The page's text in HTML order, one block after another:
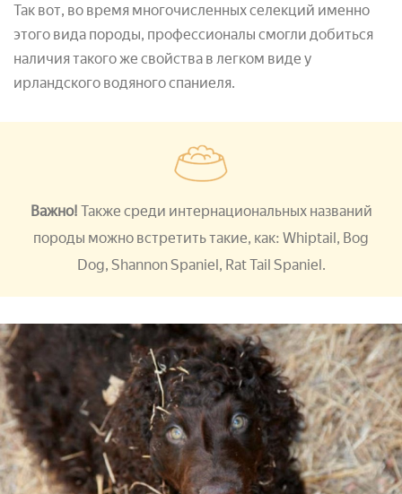
Так вот, во время многочисленных селекций именно
этого вида породы, профессионалы смогли добиться
наличия такого же свойства в легком виде у
ирландского водяного спаниеля.
Важно! Также среди интернациональных названий
породы можно встретить такие, как: Whiptail, Bog
Dog, Shannon Spaniel, Rat Tail Spaniel.